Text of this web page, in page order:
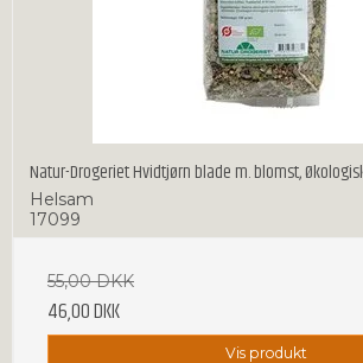
Natur-Drogeriet Hvidtjørn blade m. blomst,
Helsam
17099
55,00 DKK
46,00 DKK
Vis produkt